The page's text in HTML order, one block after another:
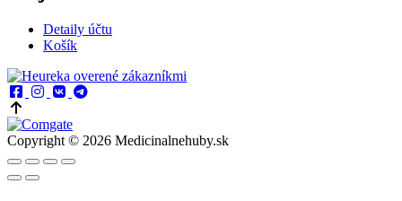
Detaily účtu
Košík
Copyright © 2026 Medicinalnehuby.sk